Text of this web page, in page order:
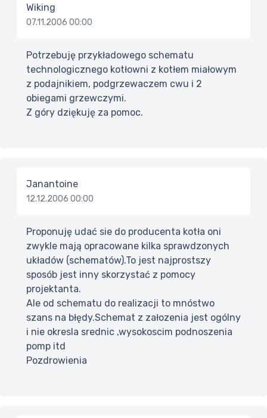
Wiking
07.11.2006 00:00
Potrzebuję przykładowego schematu
technologicznego kotłowni z kotłem miałowym
z podajnikiem, podgrzewaczem cwu i 2
obiegami grzewczymi.
Z góry dziękuję za pomoc.
Janantoine
12.12.2006 00:00
Proponuję udać sie do producenta kotła oni
zwykle mają opracowane kilka sprawdzonych
układów (schematów).To jest najprostszy
sposób jest inny skorzystać z pomocy
projektanta.
Ale od schematu do realizacji to mnóstwo
szans na błędy.Schemat z załozenia jest ogólny
i nie okresla srednic ,wysokoscim podnoszenia
pomp itd
Pozdrowienia